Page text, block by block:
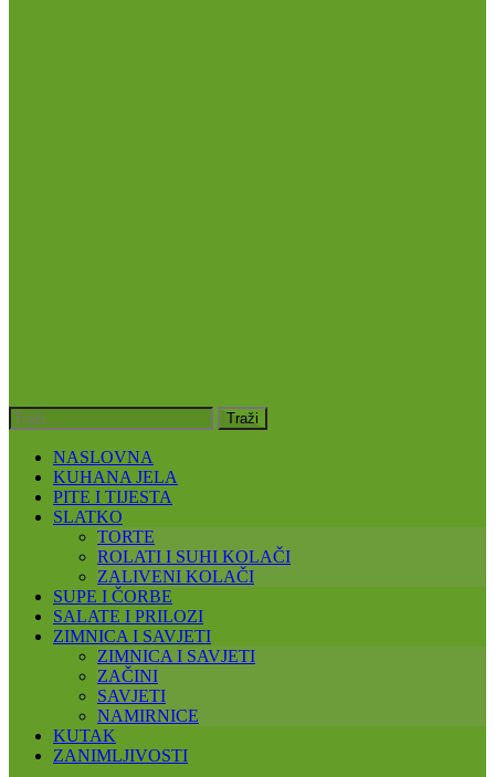
NASLOVNA
KUHANA JELA
PITE I TIJESTA
SLATKO
TORTE
ROLATI I SUHI KOLAČI
ZALIVENI KOLAČI
SUPE I ČORBE
SALATE I PRILOZI
ZIMNICA I SAVJETI
ZIMNICA I SAVJETI
ZAČINI
SAVJETI
NAMIRNICE
KUTAK
ZANIMLJIVOSTI